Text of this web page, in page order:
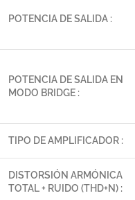
POTENCIA DE SALIDA :
POTENCIA DE SALIDA EN
MODO BRIDGE :
TIPO DE AMPLIFICADOR :
DISTORSIÓN ARMÓNICA
TOTAL + RUIDO (THD+N) :